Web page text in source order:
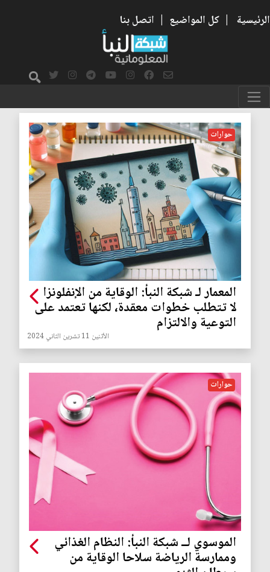
الرئيسية | كل المواضيع | اتصل بنا
الوقاية
حوارات
المعمار لـ شبكة النبأ: الوقاية من الإنفلونزا
لا تتطلب خطوات معقدة، لكنها تعتمد على
التوعية والالتزام
الأثنين 11 تشرين الثاني 2024
حوارات
الموسوي لــ شبكة النبأ: النظام الغذائي
وممارسة الرياضة سلاحا الوقاية من